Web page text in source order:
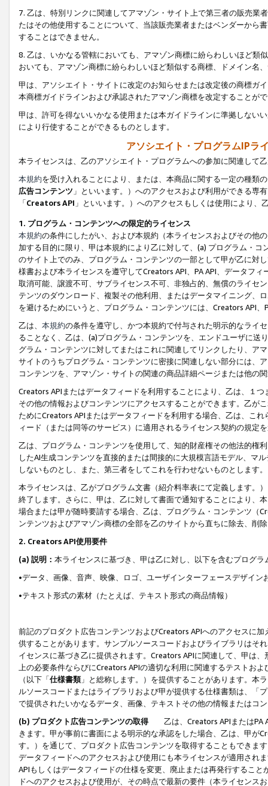
7. 乙は、特別リンクに関連してアマゾン・サイト上で第三者の販売
たはその他使用することについて、当該販売業者またはベンダーから
することはできません。
8. 乙は、いかなる管轄においても、アマゾン商標に紛らわしいほど類
おいても、アマゾン商標に紛らわしいほど類似する商標、ドメイン名
甲は、アソシエイト・サイトに改定のお知らせまたは改定後の商標ガ
本商標ガイドラインおよび承認されたアマゾン商標を改定することが
甲は、許可を得ないいかなる使用または本ガイドラインに準拠しない
により行使することができるものとします。
アソシエイト・プログラムIPラ
本ライセンスは、乙のアソシエイト・プログラムへの参加に関連して
本規約を受け入れることにより、または、本商品に関する一定の種類
広告コンテンツ 」といいます。）へのアクセスおよび利用ができる専
「Creators API 」といいます。）へのアクセスもしくは使用により
1. プログラム・コンテンツへの限定的ライセンス
本規約の条件にしたがい、および本規約（本ライセンスおよびその他
加する目的に限り、甲は本規約により乙に対して、(a) プログラム・
のサイト上でのみ、プログラム・コンテンツの一部として甲が乙に対
様書および本ライセンスを遵守してCreators API、PA API、データフ
取消可能、譲渡不可、サブライセンス不可、非独占的、無償のライセ
テンツのダウンロード、複製その他利用、またはデータマイニング、
を避けるためにいうと、プログラム・コンテンツには、Creators API
乙は、 本規約の条件を遵守し、かつ本規約で付与された明示的なライ
ることなく、乙は、(a)プログラム・コンテンツを、エンドユーザに
グラム・コンテンツに対してまたはこれに関連してリンクしたり、ア
サイトのうちプログラム・コンテンツに密接に関連しない部分には、
コンテンツを、アマゾン・サイトの関連の商品詳細ページまたは他の
Creators APIまたはデータフィードを利用することにより、乙は、１
その他の情報およびコンテンツにアクセスすることができます。乙が
ためにCreators APIまたはデータフィードを利用する場合、乙は、こ
ィード（または同等のサービス）に適用されるライセンス契約の規定
乙は、プログラム・コンテンツを使用して、知的財産権その他法的権
したAI生成コンテンツを直接的または間接的に大規模言語モデル、マ
しないものとし、また、第三者をしてこれを行わせないものとします。
本ライセンスは、乙がプログラム文書（紹介料率表にて定義します。
終了します。さらに、甲は、乙に対して書面で通知することにより、
場合または甲が随時要請する場合、乙は、プログラム・コンテンツ（
ンテンツおよびアマゾン商標の全部を乙のサイトから直ちに除去、削
2. Creators API使用要件
(a) 説明： 本ライセンスに基づき、甲は乙に対し、以下を含むプログ
•データ、画像、音声、映像、ロゴ、ユーザインターフェースデザイ
•テキスト形式の素材（たとえば、テキスト形式の商品情報）
前記のプロダクト広告コンテンツおよびCreators APIへのアクセスに
供することがあります。サンプルソースコードおよびライブラリはそ
イセンスに基づき乙に提供されます。Creators APIに関連して、甲は
上の必要条件ならびにCreators APIの適切な利用に関連するテストお
（以下「仕様書類」と総称します。）を提供することがあります。本
ルソースコードまたはライブラリおよび甲が提供する仕様書類は、「
で提供されたいかなるデータ、画像、テキストその他の情報またはコ
(b) プロダクト広告コンテンツの取得
乙は、Creators APIまたはPA
きます。甲が事前に書面による明示的な承認をした場合、乙は、甲が
す。）を通じて、プロダクト広告コンテンツを取得することもできま
データフィードへのアクセスおよび使用にも本ライセンスが適用され
APIもしくはデータフィードの仕様を変更、廃止または再発行するこ
ドへのアクセスおよび使用が、その時点で最新の要件（本ライセン